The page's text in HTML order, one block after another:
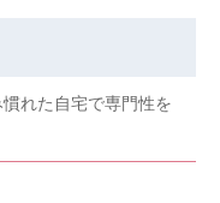
れた自宅で専門性を